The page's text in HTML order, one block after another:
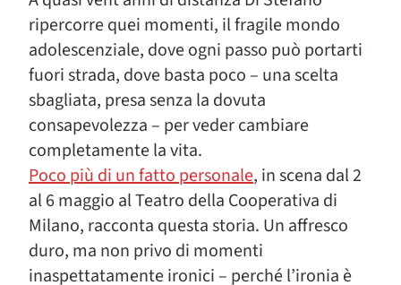
ripercorre quei momenti, il fragile mondo
adolescenziale, dove ogni passo può portarti
fuori strada, dove basta poco – una scelta
sbagliata, presa senza la dovuta
consapevolezza – per veder cambiare
completamente la vita.
Poco più di un fatto personale, in scena dal 2
al 6 maggio al Teatro della Cooperativa di
Milano, racconta questa storia. Un affresco
duro, ma non privo di momenti
inaspettatamente ironici – perché l’ironia è